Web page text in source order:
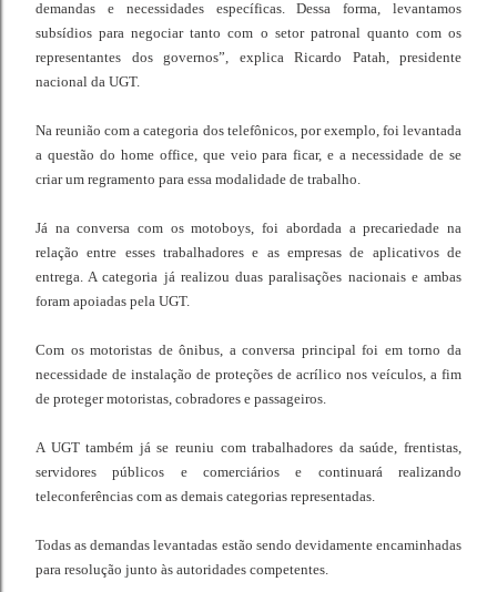
demandas e necessidades específicas. Dessa forma, levantamos
subsídios para negociar tanto com o setor patronal quanto com os
representantes dos governos”, explica Ricardo Patah, presidente
nacional da UGT.
Na reunião com a categoria dos telefônicos, por exemplo, foi levantada
a questão do home office, que veio para ficar, e a necessidade de se
criar um regramento para essa modalidade de trabalho.
Já na conversa com os motoboys, foi abordada a precariedade na
relação entre esses trabalhadores e as empresas de aplicativos de
entrega. A categoria já realizou duas paralisações nacionais e ambas
foram apoiadas pela UGT.
Com os motoristas de ônibus, a conversa principal foi em torno da
necessidade de instalação de proteções de acrílico nos veículos, a fim
de proteger motoristas, cobradores e passageiros.
A UGT também já se reuniu com trabalhadores da saúde, frentistas,
servidores públicos e comerciários e continuará realizando
teleconferências com as demais categorias representadas.
Todas as demandas levantadas estão sendo devidamente encaminhadas
para resolução junto às autoridades competentes.